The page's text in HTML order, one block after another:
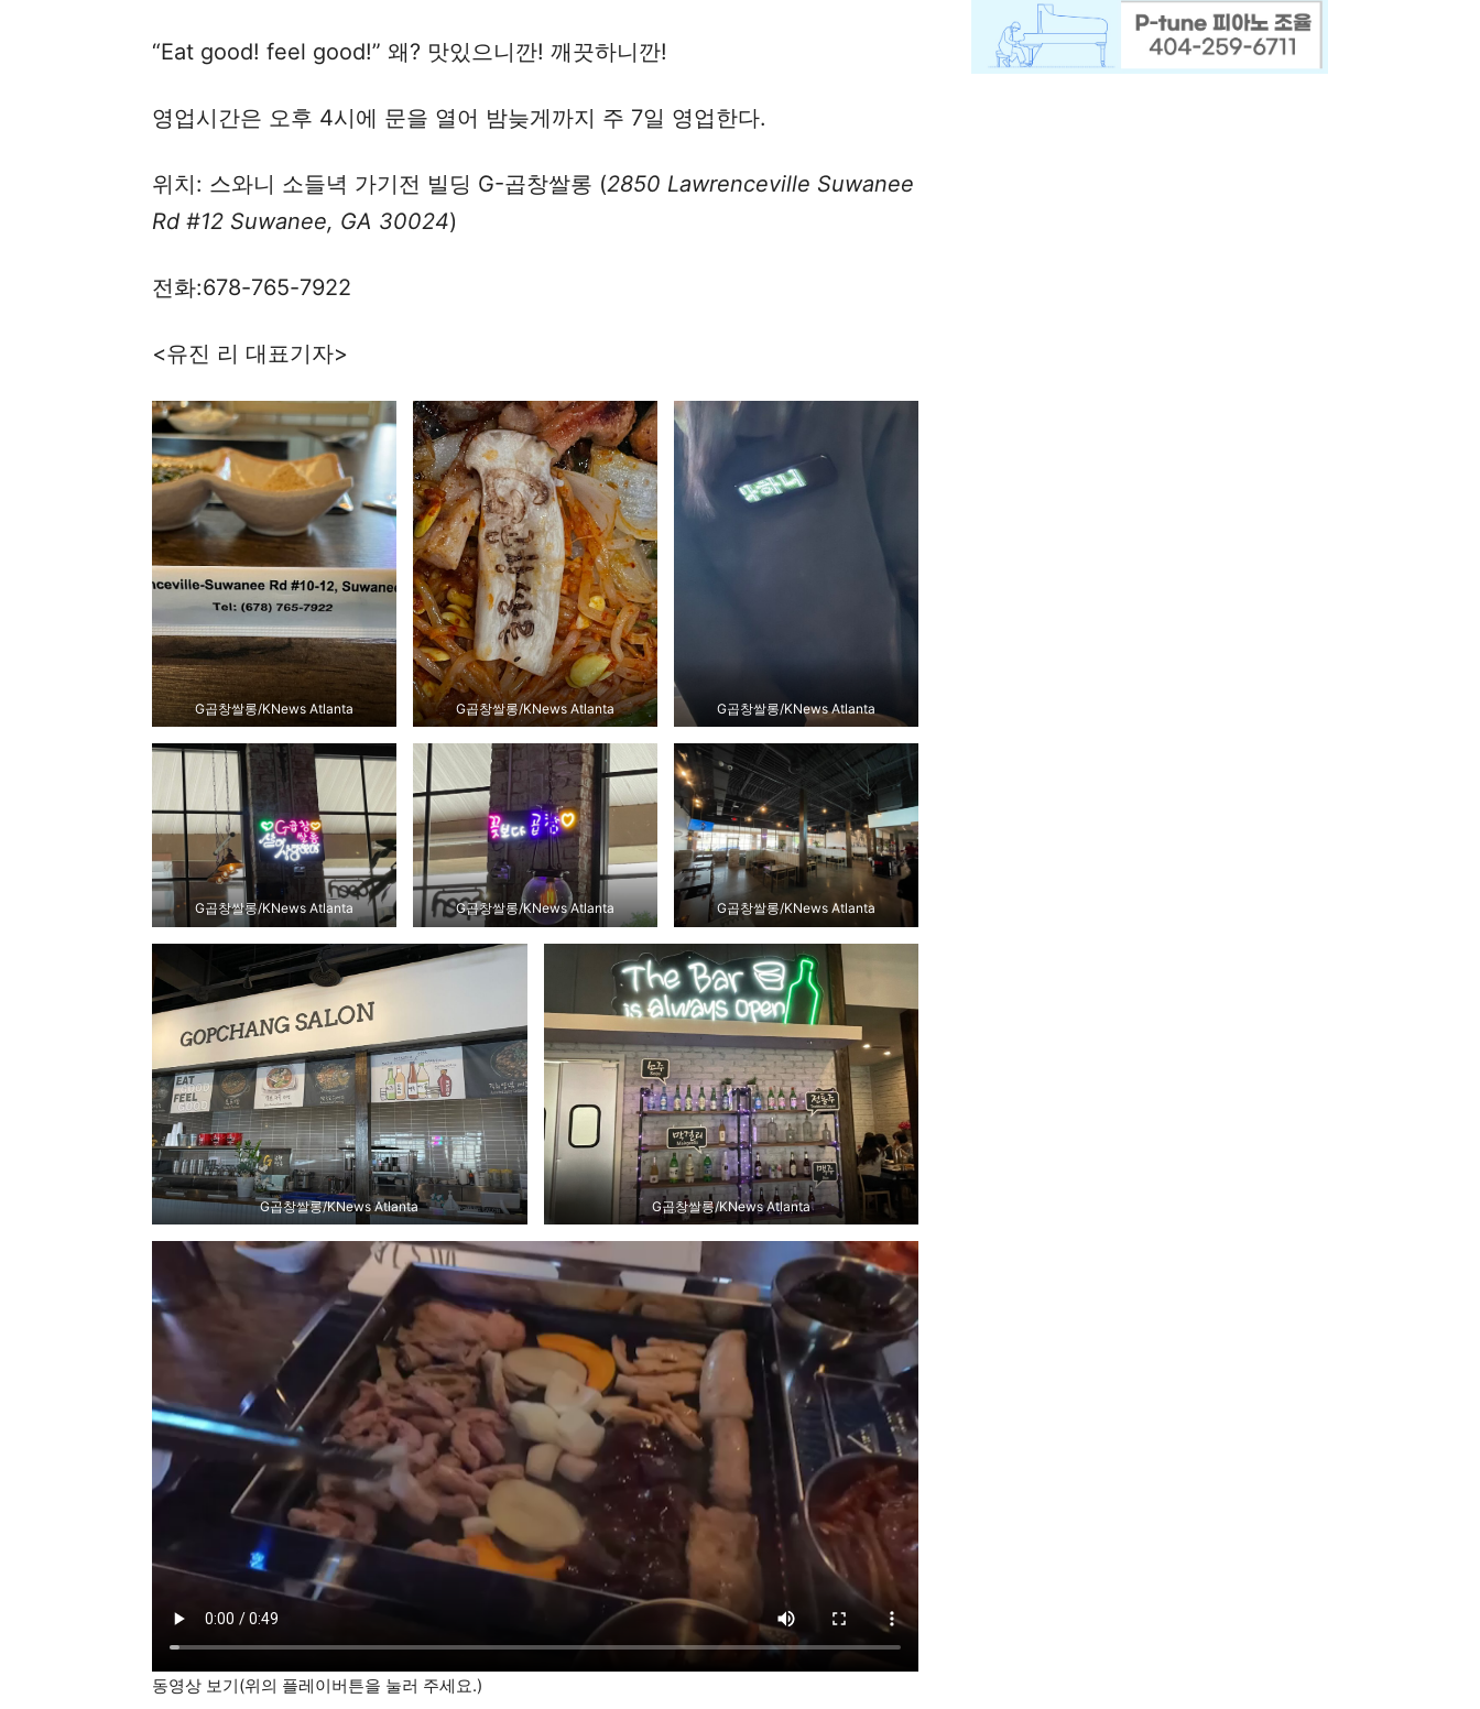
“Eat good! feel good!” 왜? 맛있으니깐! 깨끗하니깐!
영업시간은 오후 4시에 문을 열어 밤늦게까지 주 7일 영업한다.
위치: 스와니 소들녁 가기전 빌딩 G-곱창쌀롱 (2850 Lawrenceville Suwanee
Rd #12 Suwanee, GA 30024)
전화:678-765-7922
<유진 리 대표기자>
G곱창쌀롱/KNews Atlanta G곱창쌀롱/KNews Atlanta G곱창쌀롱/KNews Atlanta
G곱창쌀롱/KNews Atlanta G곱창쌀롱/KNews Atlanta G곱창쌀롱/KNews Atlanta
G곱창쌀롱/KNews Atlanta G곱창쌀롱/KNews Atlanta
동영상 보기(위의 플레이버튼을 눌러 주세요.)